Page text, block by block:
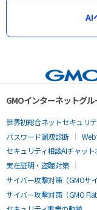
AI
GMOインターネットグ
世界初総合ネットセキュリ
パスワード漏洩診断
セキュリティ相談AIチャット
実在証明・盗聴対策
サイバー攻撃対策（GMOサ
サイバー攻撃対策（GMO